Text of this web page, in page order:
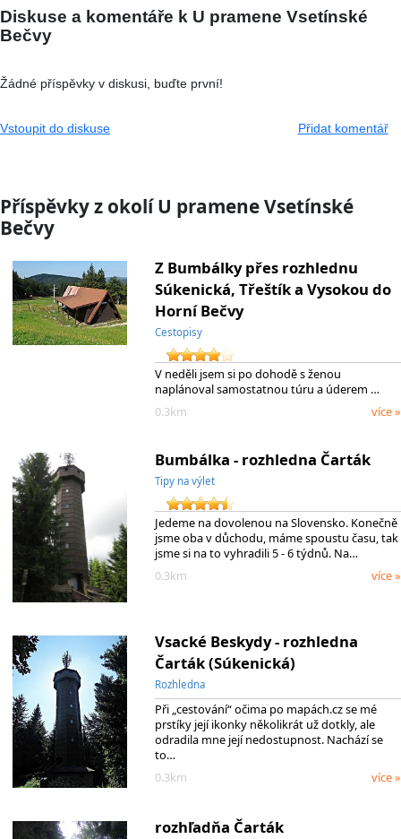
Diskuse a komentáře k U pramene Vsetínské
Bečvy
Žádné příspěvky v diskusi, buďte první!
Vstoupit do diskuse Přidat komentář
Příspěvky z okolí U pramene Vsetínské
Bečvy
Z Bumbálky přes rozhlednu
Súkenická, Třeštík a Vysokou do
Horní Bečvy
Cestopisy
V neděli jsem si po dohodě s ženou
naplánoval samostatnou túru a úderem …
0.3km
více »
Bumbálka - rozhledna Čarták
Tipy na výlet
Jedeme na dovolenou na Slovensko. Konečně
jsme oba v důchodu, máme spoustu času, tak
jsme si na to vyhradili 5 - 6 týdnů. Na…
0.3km
více »
Vsacké Beskydy - rozhledna
Čarták (Súkenická)
Rozhledna
Při „cestování“ očima po mapách.cz se mé
prstíky její ikonky několikrát už dotkly, ale
odradila mne její nedostupnost. Nachází se
to…
0.3km
více »
rozhľadňa Čarták